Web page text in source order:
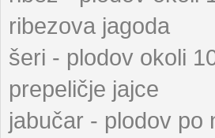
ribezova jagoda
šeri - plodov okoli
prepeličje jajce
jabučar - plodov po